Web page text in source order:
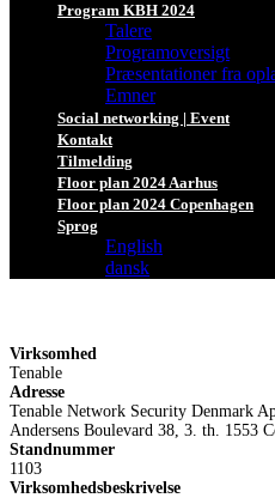
Program KBH 2024
Talere
Programoversigt
Præsentationer fra
Emner
Social networking | Event
Kontakt
Tilmelding
Floor plan 2024 Aarhus
Floor plan 2024 Copenhagen
Sprog
English
dansk
Virksomhed
Tenable
Adresse
Tenable Network Security Denmark
Andersens Boulevard 38, 3. th. 1553
Standnummer
1103
Virksomhedsbeskrivelse